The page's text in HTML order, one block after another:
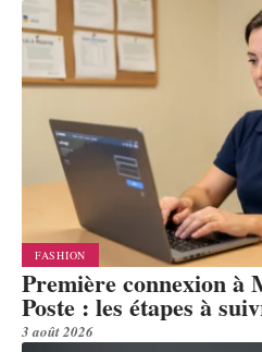
FASHION
Première connexion à
Poste : les étapes à
3 août 2026